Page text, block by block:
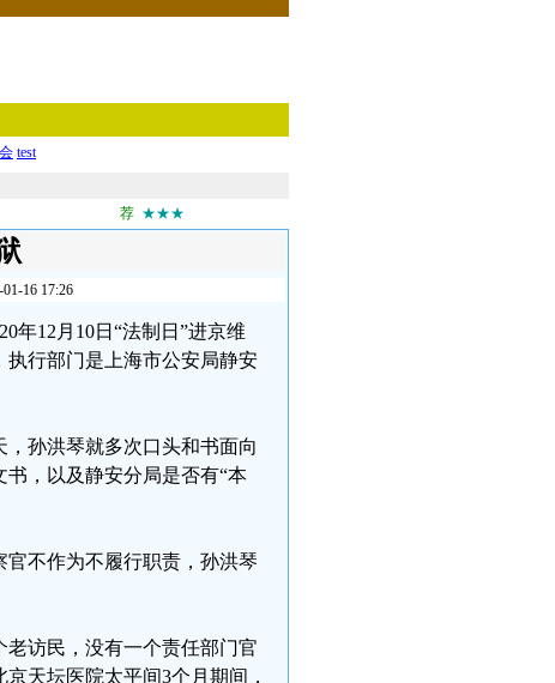
test
荐 ★★★
16 17:26
年12月10日“法制日”进京维
行部门是上海市公安局静安
，孙洪琴就多次口头和书面向
，以及静安分局是否有“本
不作为不履行职责，孙洪琴
访民，没有一个责任部门官
天坛医院太平间3个月期间，